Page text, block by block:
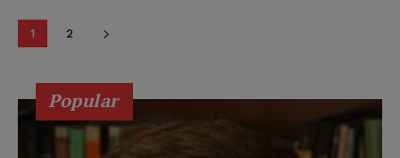
1 2
Popular